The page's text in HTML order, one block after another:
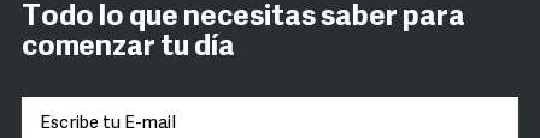
Todo lo que necesitas saber para
comenzar tu día